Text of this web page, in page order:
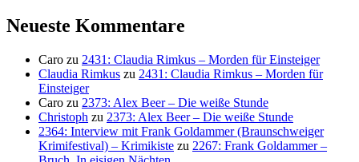
Neueste Kommentare
Caro zu 2431: Claudia Rimkus – Morden für Einsteiger
Claudia Rimkus zu 2431: Claudia Rimkus – Morden für
Einsteiger
Caro zu 2373: Alex Beer – Die weiße Stunde
Christoph zu 2373: Alex Beer – Die weiße Stunde
2364: Interview mit Frank Goldammer (Braunschweiger
Krimifestival) – Krimikiste zu 2267: Frank Goldammer –